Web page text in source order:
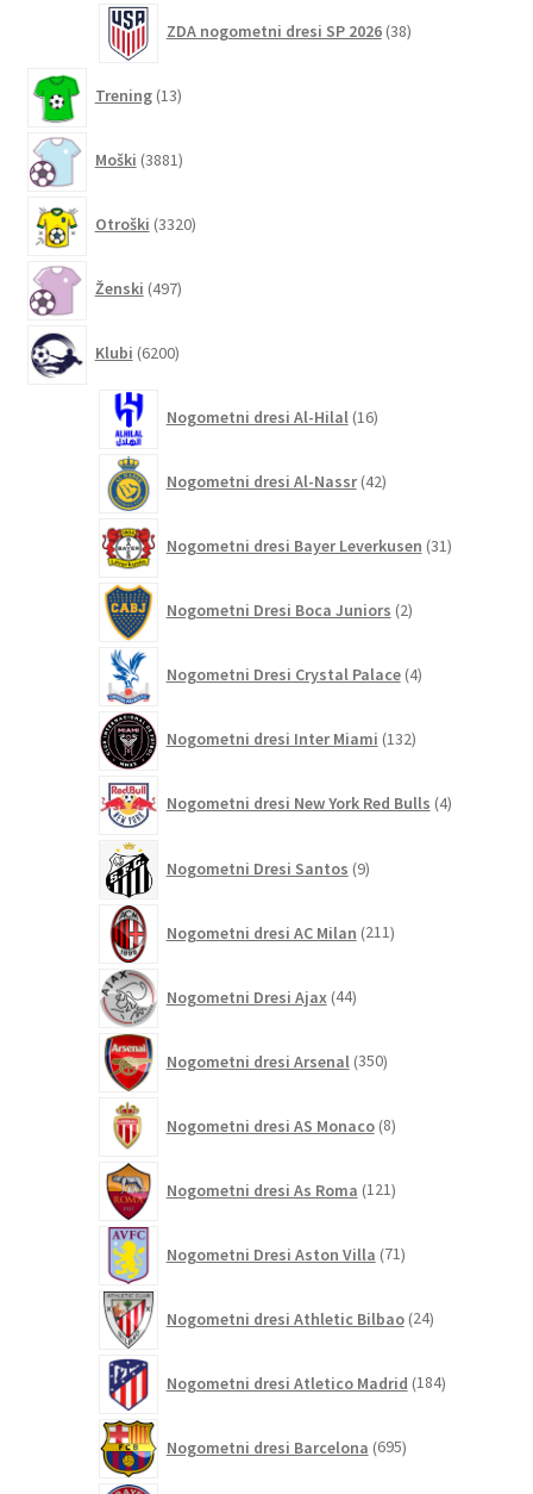
ZDA nogometni dresi SP 2026 38izdelkov
Trening 13izdelkov
Moški 3881izdelkov
Otroški 3320izdelkov
Ženski 497izdelkov
Klubi 6200izdelkov
Nogometni dresi Al-Hilal 16izdelkov
Nogometni dresi Al-Nassr 42izdelkov
Nogometni dresi Bayer Leverkusen 31izdelkov
Nogometni Dresi Boca Juniors 2izdelka
Nogometni Dresi Crystal Palace 4izdelki
Nogometni dresi Inter Miami 132izdelkov
Nogometni dresi New York Red Bulls 4izdelki
Nogometni Dresi Santos 9izdelkov
Nogometni dresi AC Milan 211izdelkov
Nogometni Dresi Ajax 44izdelkov
Nogometni dresi Arsenal 350izdelkov
Nogometni dresi AS Monaco 8izdelkov
Nogometni dresi As Roma 121izdelkov
Nogometni Dresi Aston Villa 71izdelkov
Nogometni dresi Athletic Bilbao 24izdelkov
Nogometni dresi Atletico Madrid 184izdelkov
Nogometni dresi Barcelona 695izdelkov